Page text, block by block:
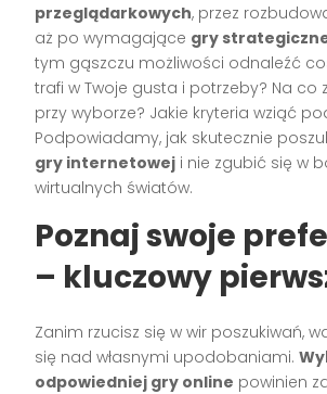
przeglądarkowych, przez
aż po wymagające gry
tym gąszczu możliwości odnaleźć
trafi w Twoje gusta i potrzeby? Na co
przy wyborze? Jakie kryteria wziąć
Podpowiadamy, jak skutecznie
gry internetowej i nie zgubić się w
wirtualnych światów.
Poznaj swoje
– kluczowy
Zanim rzucisz się w wir poszukiwań,
się nad własnymi upodobaniami.
odpowiedniej gry online powinien